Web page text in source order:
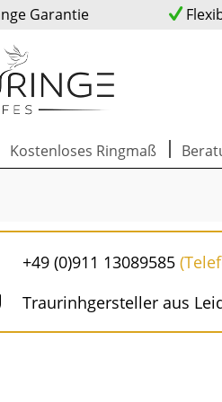
Garantie
Kostenloses Ringmaß
+49 (0)911 13089585
Traurinhgersteller aus